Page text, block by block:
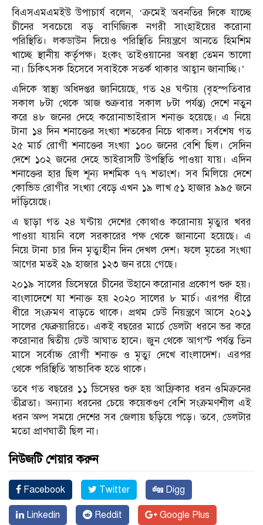
বিএসএমএমইউ উপাচার্য বলেন, ‘ক্রমেই অবনতির দিকে যাচ্ছে
চীনের সবচেয়ে বড় বাণিজ্যিক নগরী সাংহাইয়ের করোনা
পরিস্থিতি। লকডাউন দিয়েও পরিস্থিতি নিয়ন্ত্রণে আনতে হিমশিম
খাচ্ছে স্থানীয় কর্তৃপক্ষ। হংকং তাইওয়ানের অবস্থা তেমন ভালো
না। চিকিৎসক হিসেবে সবাইকে সতর্ক থাকার আহ্বান জানাচ্ছি।’
এদিকে স্বাস্থ্য অধিদপ্তর জানিয়েছে, গত ২৪ ঘণ্টায় (বৃহস্পতিবার
সকাল ৮টা থেকে আজ শুক্রবার সকাল ৮টা পর্যন্ত) দেশে নতুন
করে ৪৮ জনের দেহে করোনাভাইরাস শনাক্ত হয়েছে। এ নিয়ে
টানা ১৪ দিন শনাক্তের সংখ্যা শতকের নিচে থাকল। সর্বশেষ গত
২৫ মার্চ রোগী শনাক্তের সংখ্যা ১০০ জনের বেশি ছিল। সেদিন
দেশে ১০২ জনের দেহে ভাইরাসটি উপস্থিতি পাওয়া যায়। এদিন
শনাক্তের হার ছিল শূন্য দশমিক ৭৭ শতাংশ। সব মিলিয়ে দেশে
কোভিড রোগীর সংখ্যা বেড়ে এখন ১৯ লাখ ৫১ হাজার ৯৯৫ জনে
দাঁড়িয়েছে।
এ ছাড়া গত ২৪ ঘণ্টায় দেশের কোথাও করোনায় মৃত্যুর খবর
পাওয়া যায়নি বলে সরকারের পক্ষ থেকে জানানো হয়েছে। এ
নিয়ে টানা চার দিন মৃত্যুহীন দিন দেখল দেশ। ফলে মৃতের সংখ্যা
আগের মতই ২৯ হাজার ১২৩ জন রয়ে গেছে।
২০১৯ সালের ডিসেম্বরে চীনের উহানে করোনার প্রকোপ শুরু হয়।
বাংলাদেশে যা শনাক্ত হয় ২০২০ সালের ৮ মার্চ। এরপর ধীরে
ধীরে সংক্রমণ বাড়তে থাকে। প্রথম ঢেউ নিয়ন্ত্রণে আসে ২০২১
সালের ফেব্রুয়ারিতে। একই বছরের মার্চে ডেলটা ধরনে ভর করে
করোনার দ্বিতীয় ঢেউ আঘাত হানে। জুন থেকে আগস্ট পর্যন্ত তিন
মাসে সর্বোচ্চ রোগী শনাক্ত ও মৃত্যু দেখে বাংলাদেশ। এরপর
থেকে পরিস্থিতি স্বাভাবিক হতে থাকে।
তবে গত বছরের ১১ ডিসেম্বর শুরু হয় আফ্রিকার ধরন ওমিক্রনের
তীব্রতা। অন্যান্য ধরনের চেয়ে কয়েকগুণ বেশি সংক্রমণশীল এই
ধরন অল্প সময়ে দেশের সব জেলায় ছড়িয়ে পড়ে। তবে, ডেলটার
মতো প্রাণঘাতী ছিল না।
নিউজটি শেয়ার করুন
Facebook Twitter Digg
Linkedin Reddit Google Plus